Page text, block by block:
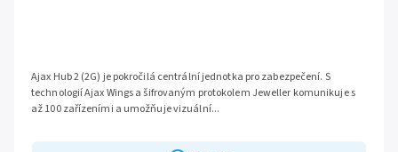
Ajax Hub 2 (2G) je pokročilá centrální jednotka pro zabezpečení. S
technologií Ajax Wings a šifrovaným protokolem Jeweller komunikuje s
až 100 zařízeními a umožňuje vizuální...